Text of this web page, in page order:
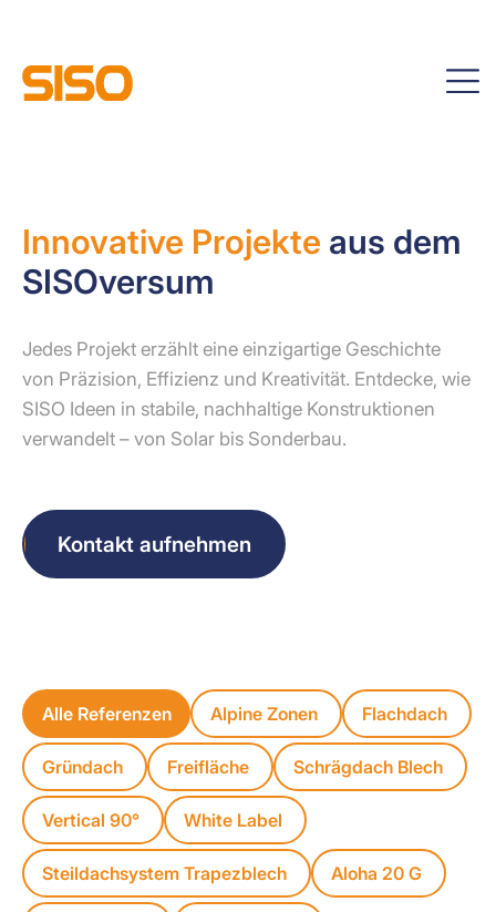
Innovative Projekte aus dem
SISOversum
Jedes Projekt erzählt eine einzigartige Geschichte
von Präzision, Effizienz und Kreativität. Entdecke, wie
SISO Ideen in stabile, nachhaltige Konstruktionen
verwandelt – von Solar bis Sonderbau.
Kontakt aufnehmen
Alle Referenzen Alpine Zonen Flachdach
Gründach Freifläche Schrägdach Blech
Vertical 90° White Label
Steildachsystem Trapezblech Aloha 20 G